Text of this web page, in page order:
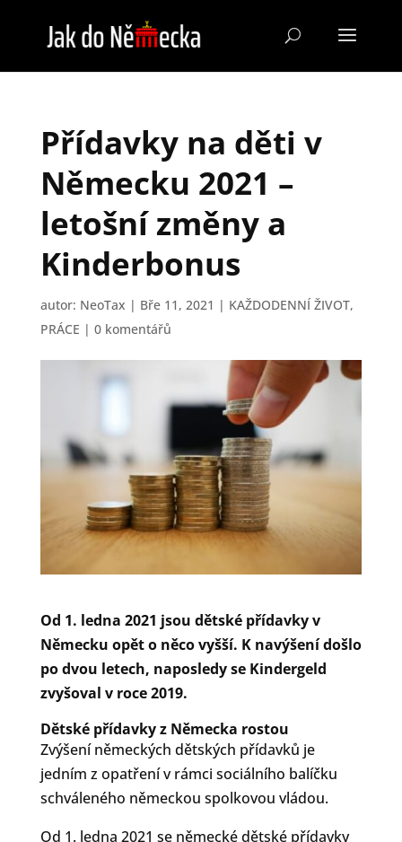
Přídavky na děti v
Německu 2021 –
letošní změny a
Kinderbonus
autor: NeoTax | Bře 11, 2021 | KAŽDODENNÍ ŽIVOT,
PRÁCE | 0 komentářů
Od 1. ledna 2021 jsou dětské přídavky v
Německu opět o něco vyšší. K navýšení došlo
po dvou letech, naposledy se Kindergeld
zvyšoval v roce 2019.
Dětské přídavky z Německa rostou
Zvýšení německých dětských přídavků je
jedním z opatření v rámci sociálního balíčku
schváleného německou spolkovou vládou.
Od 1. ledna 2021 se německé dětské přídavky